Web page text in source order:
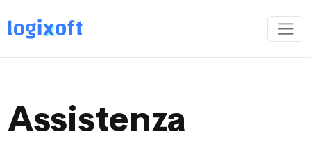
Assistenza